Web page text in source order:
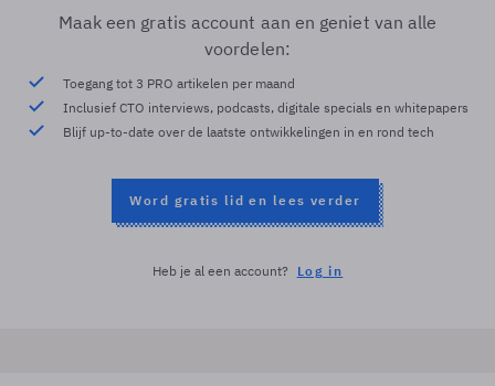
Maak een gratis account aan en geniet van alle
voordelen:
Toegang tot 3 PRO artikelen per maand
Inclusief CTO interviews, podcasts, digitale specials en whitepapers
Blijf up-to-date over de laatste ontwikkelingen in en rond tech
Word gratis lid en lees verder
Heb je al een account? Log in